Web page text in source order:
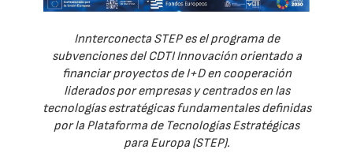
Innterconecta STEP es el programa de
subvenciones del CDTI Innovación orientado a
financiar proyectos de I+D en cooperación
liderados por empresas y centrados en las
tecnologías estratégicas fundamentales definidas
por la Plataforma de Tecnologías Estratégicas
para Europa (STEP).